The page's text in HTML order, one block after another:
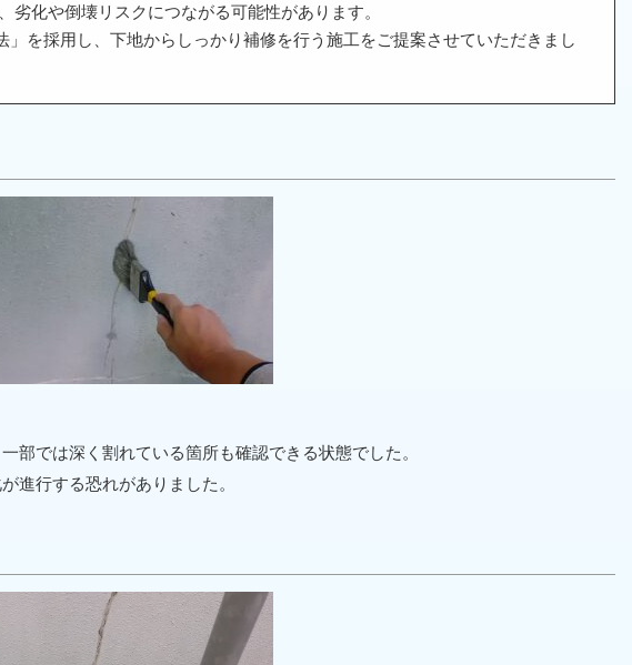
化や倒壊リスクにつながる可能性があります。
を採用し、下地からしっかり補修を行う施工をご提案させていただきまし
部では深く割れている箇所も確認できる状態でした。
進行する恐れがありました。